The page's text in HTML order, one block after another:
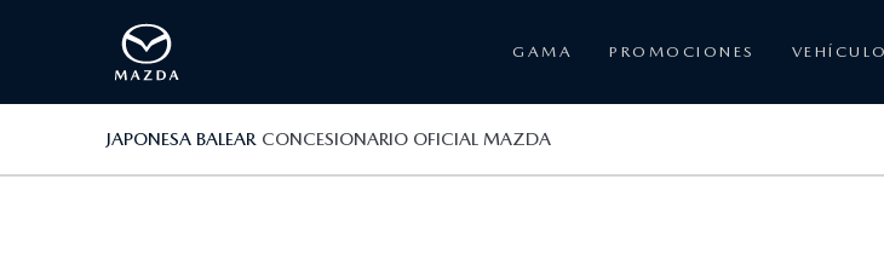
GAMA PROMOCIONES
JAPONESA BALEAR CONCESIONARIO OFICIAL MAZDA